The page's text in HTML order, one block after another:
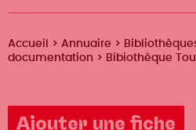
Fil
Accueil Annuaire
documentation
Bibiothèque
Ajouter une fiche